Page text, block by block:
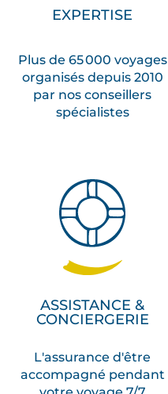
EXPERTISE
Plus de 65 000 voyages
organisés depuis 2010
par nos conseillers
spécialistes
ASSISTANCE &
CONCIERGERIE
L'assurance d'être
accompagné pendant